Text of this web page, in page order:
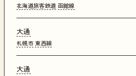
北海道旅客鉄道 函館線
大通
札幌市 東西線
大通